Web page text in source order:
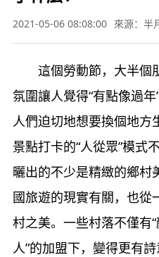
2021-05-06 08:08:00 來源：半
這個勞動節，大半個
氛圍讓人覺得“有點像過年
人們迫切地想要換個地方
景點打卡的“人從眾”模式
曬出的不少是精緻的鄉村
國旅遊的現實有關，也從
村之美。一些村落不僅有“
人”的加盟下，變得更有